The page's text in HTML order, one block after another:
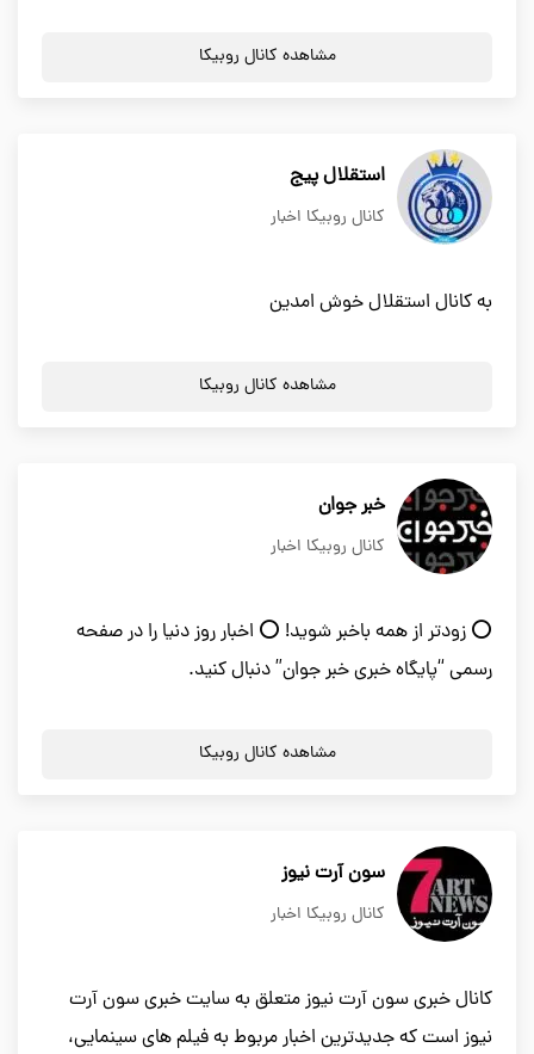
مشاهده کانال روبیکا
استقلال پیج
کانال روبیکا اخبار
به کانال استقلال خوش امدین
مشاهده کانال روبیکا
خبر جوان
کانال روبیکا اخبار
⭕️ زودتر از همه باخبر شوید! ⭕️ اخبار روز دنیا را در صفحه
رسمی “پایگاه خبری خبر جوان” دنبال کنید.
مشاهده کانال روبیکا
سون آرت نیوز
کانال روبیکا اخبار
کانال خبری سون آرت نیوز متعلق به سایت خبری سون آرت
نیوز است که جدیدترین اخبار مربوط به فیلم های سینمایی،